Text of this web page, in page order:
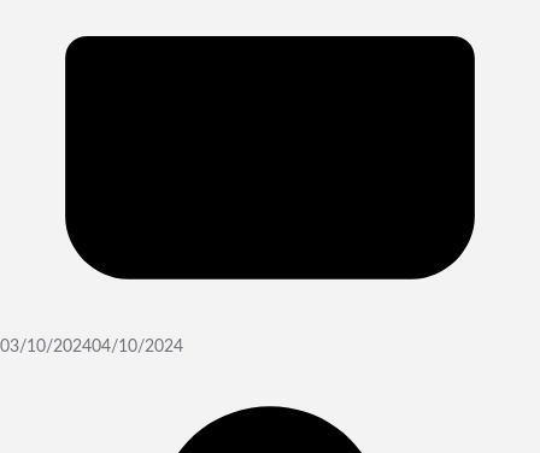
03/10/202404/10/2024